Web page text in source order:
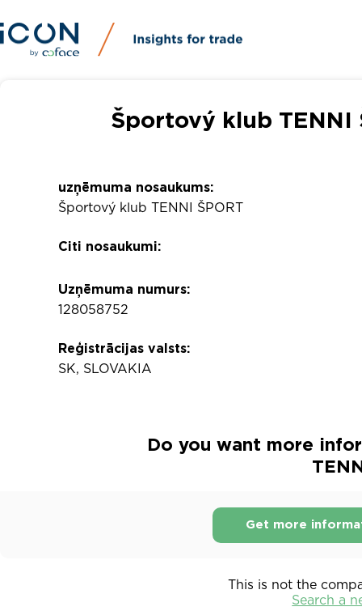
Športový klub TENNI
uzņēmuma nosaukums:
Športový klub TENNI ŠPORT
Citi nosaukumi:
Uzņēmuma numurs:
128058752
Reģistrācijas valsts:
SK, SLOVAKIA
Do you want more
Get more
This is not the
Search a